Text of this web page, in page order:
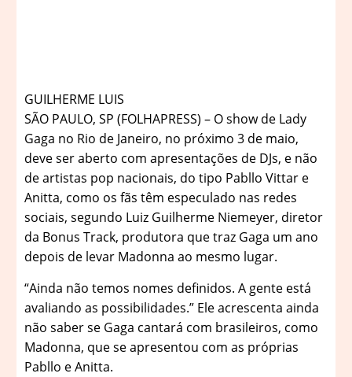
GUILHERME LUIS
SÃO PAULO, SP (FOLHAPRESS) – O show de Lady
Gaga no Rio de Janeiro, no próximo 3 de maio,
deve ser aberto com apresentações de DJs, e não
de artistas pop nacionais, do tipo Pabllo Vittar e
Anitta, como os fãs têm especulado nas redes
sociais, segundo Luiz Guilherme Niemeyer, diretor
da Bonus Track, produtora que traz Gaga um ano
depois de levar Madonna ao mesmo lugar.
“Ainda não temos nomes definidos. A gente está
avaliando as possibilidades.” Ele acrescenta ainda
não saber se Gaga cantará com brasileiros, como
Madonna, que se apresentou com as próprias
Pabllo e Anitta.